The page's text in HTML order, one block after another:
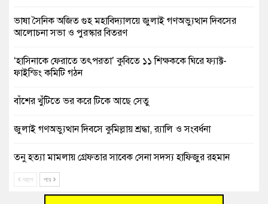
ভাষা সৈনিক অজিত গুহ মহাবিদ্যালয়ে জুলাই গণঅভ্যুত্থান দিবসের
আলোচনা সভা ও পুরস্কার বিতরণ
‘হাসিনাকে ফেরাতে তৎপরতা’ কুবিতে ১১ শিক্ষককে ঘিরে ফ্যাক্ট-
ফাইন্ডিং কমিটি গঠন
বাঁশের খুঁটিতে ভর করে টিকে আছে সেতু
জুলাই গণঅভ্যুত্থান দিবসে কুমিল্লায় শ্রদ্ধা, র‍্যালি ও সংবর্ধনা
তনু হত্যা মামলায় গ্রেফতার সাবেক সেনা সদস্য হাফিজুর রহমান
আহত শিক্ষার্থীদের দেখতে গিয়ে মেডিকেলের ক্যান্টিনে অবরুদ্ধ জবি
আগে পরে